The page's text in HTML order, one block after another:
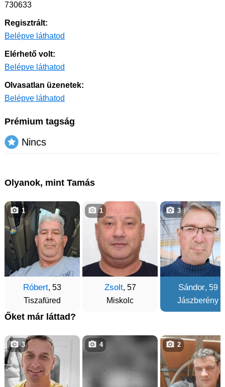
730633
Regisztrált:
Belépve láthatod
Elérhető volt:
Belépve láthatod
Olvasatlan üzenetek:
Belépve láthatod
Prémium tagság
Nincs
Olyanok, mint Tamás
Róbert, 53
Tiszafüred
1
Zsolt, 57
Miskolc
1
Sándor, 59
Jászberény
3
Őket már láttad?
3 4 2